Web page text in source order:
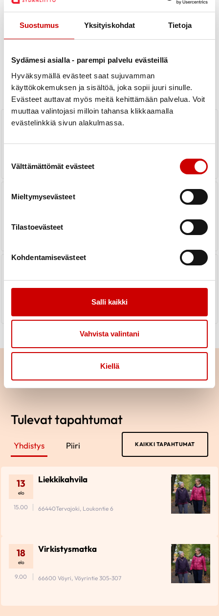
Suostumus Yksityiskohdat Tietoja
Sydämesi asialla - parempi palvelu evästeillä
Hyväksymällä evästeet saat sujuvamman
käyttökokemuksen ja sisältöä, joka sopii juuri sinulle.
Evästeet auttavat myös meitä kehittämään palvelua. Voit
muuttaa valintojasi milloin tahansa klikkaamalla
evästelinkkiä sivun alakulmassa.
Välttämättömät evästeet
Mieltymysevästeet
Tilastoevästeet
Kohdentamisevästeet
Salli kaikki
Vahvista valintani
Kiellä
Uutiset
Yhdistys Piiri KAIKKI UUTISET
Sydänturvallisuutta Kyrönmaalle
hankkeen vaikutukset
Sydänturvallisuustilaisuuksiin
LUE UUTINEN
Tulevat tapahtumat
Yhdistys Piiri KAIKKI TAPAHTUMAT
13
elo
Liekkikahvila
15.00 66440Tervajoki, Loukontie 6
18
elo
Virkistysmatka
9.00 66600 Vöyri, Vöyrintie 305-307